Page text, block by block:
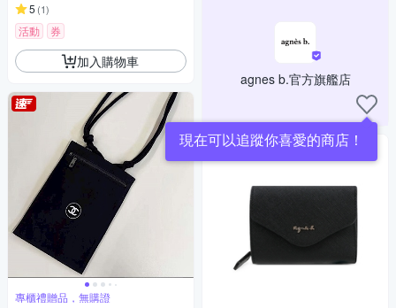
5 (1)
活動 券
加入購物車
專櫃禮贈品，無購證
agnes b.官方旗艦店
現在可以追蹤你喜愛的商店！